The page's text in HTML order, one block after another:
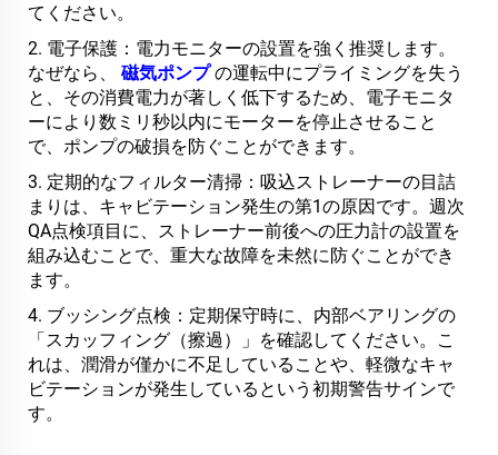
てください。
2. 電子保護：電力モニターの設置を強く推奨します。
なぜなら、 磁気ポンプの運転中にプライミングを失う
と、その消費電力が著しく低下するため、電子モニタ
ーにより数ミリ秒以内にモーターを停止させること
で、ポンプの破損を防ぐことができます。
3. 定期的なフィルター清掃：吸込ストレーナーの目詰
まりは、キャビテーション発生の第1の原因です。週次
QA点検項目に、ストレーナー前後への圧力計の設置を
組み込むことで、重大な故障を未然に防ぐことができ
ます。
4. ブッシング点検：定期保守時に、内部ベアリングの
「スカッフィング（擦過）」を確認してください。こ
れは、潤滑が僅かに不足していることや、軽微なキャ
ビテーションが発生しているという初期警告サインで
す。